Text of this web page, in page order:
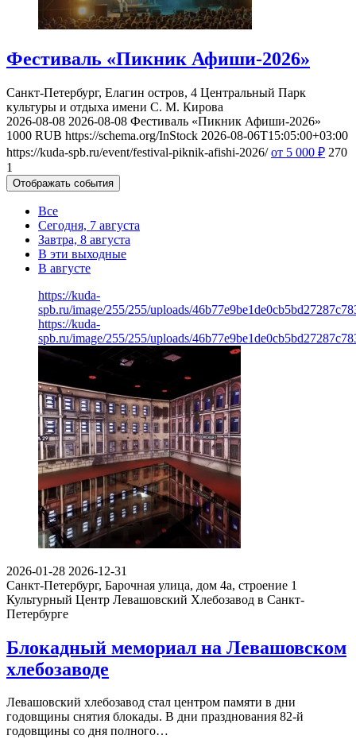
Фестиваль «Пикник Афиши-2026»
Санкт-Петербург, Елагин остров, 4 Центральный Парк
культуры и отдыха имени С. М. Кирова
2026-08-08 2026-08-08 Фестиваль «Пикник Афиши-2026»
1000 RUB https://schema.org/InStock 2026-08-06T15:05:00+03:00
https://kuda-spb.ru/event/festival-piknik-afishi-2026/ от 5 000 ₽ 270
1
Отображать события
Все
Сегодня, 7 августа
Завтра, 8 августа
В эти выходные
В августе
https://kuda-
spb.ru/image/255/255/uploads/
https://kuda-
spb.ru/image/255/255/uploads/
2026-01-28 2026-12-31
Санкт-Петербург, Барочная улица, дом 4а, строение 1
Культурный Центр Левашовский Хлебозавод в Санкт-
Петербурге
Блокадный мемориал на Левашовском
хлебозаводе
Левашовский хлебозавод стал центром памяти в дни
годовщины снятия блокады. В дни празднования 82-й
годовщины со дня полного…